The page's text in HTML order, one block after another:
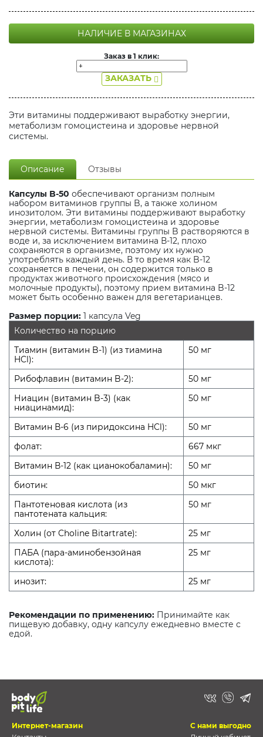
НАЛИЧИЕ В МАГАЗИНАХ
Заказ в 1 клик:
ЗАКАЗАТЬ
Эти витамины поддерживают выработку энергии,
метаболизм гомоцистеина и здоровье нервной
системы.
Описание Отзывы
Капсулы B-50 обеспечивают организм полным
набором витаминов группы B, а также холином
инозитолом. Эти витамины поддерживают выработку
энергии, метаболизм гомоцистеина и здоровье
нервной системы. Витамины группы B растворяются в
воде и, за исключением витамина В-12, плохо
сохраняются в организме, поэтому их нужно
употреблять каждый день. В то время как B-12
сохраняется в печени, он содержится только в
продуктах животного происхождения (мясо и
молочные продукты), поэтому прием витамина B-12
может быть особенно важен для вегетарианцев.
Размер порции: 1 капсула Veg
Количество на порцию
Тиамин (витамин B-1) (из тиамина
HCl):
50 мг
Рибофлавин (витамин B-2):
50 мг
Ниацин (витамин B-3) (как
ниацинамид):
50 мг
Витамин В-6 (из пиридоксина HCl):
50 мг
фолат:
667 мкг
Витамин В-12 (как цианокобаламин):
50 мг
биотин:
50 мкг
Пантотеновая кислота (из
пантотената кальция:
50 мг
Холин (от Choline Bitartrate):
25 мг
ПАБА (пара-аминобензойная
кислота):
25 мг
инозит: 25 мг
Рекомендации по применению: Принимайте как
пищевую добавку, одну капсулу ежедневно вместе с
едой.
Интернет-магазин
С нами выгодно